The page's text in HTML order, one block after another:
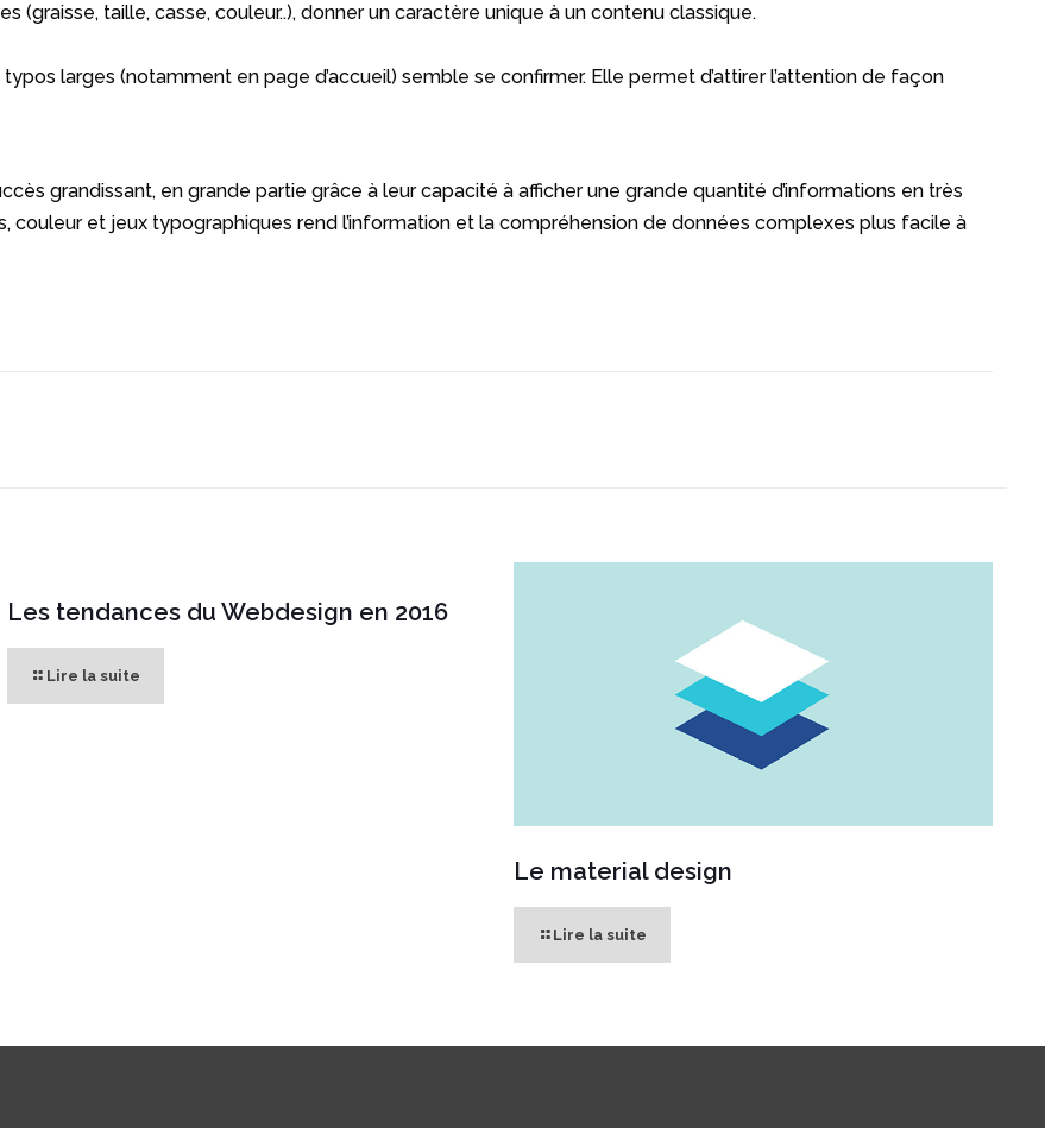
(graisse, taille, casse, couleur..), donner un caractère unique à un contenu classique.
larges (notamment en page d’accueil) semble se confirmer. Elle permet d’attirer l’attention de façon
grandissant, en grande partie grâce à leur capacité à afficher une grande quantité d’informations en très
couleur et jeux typographiques rend l’information et la compréhension de données complexes plus facile à
Les tendances du Webdesign en 2016
Lire la suite
Le material design
Lire la suite